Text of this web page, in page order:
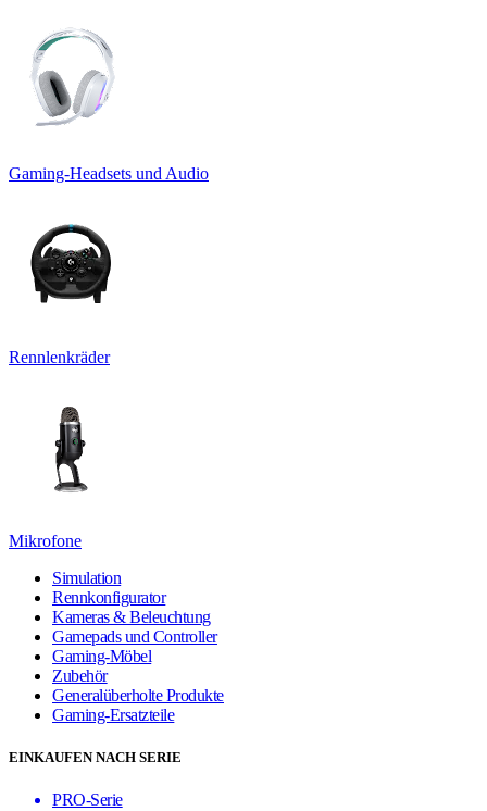
Gaming-Headsets und Audio
Rennlenkräder
Mikrofone
Simulation
Rennkonfigurator
Kameras & Beleuchtung
Gamepads und Controller
Gaming-Möbel
Zubehör
Generalüberholte Produkte
Gaming-Ersatzteile
EINKAUFEN NACH SERIE
PRO-Serie